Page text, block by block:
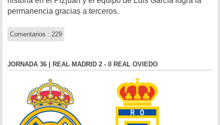
permanencia gracias a terceros.
Comentarios : 229
JORNADA 36 | REAL MADRID 2 - 0 REAL OVIEDO